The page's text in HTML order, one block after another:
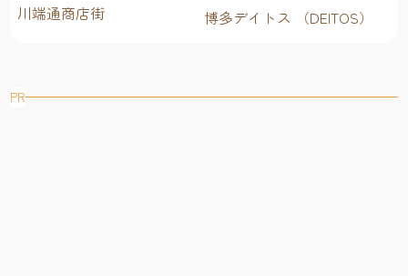
川端通商店街 博多デイトス （DEITOS）
PR